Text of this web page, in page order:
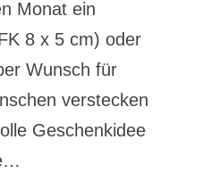
Monat ein
8 x 5 cm) oder
Wunsch für
verstecken
Geschenkidee